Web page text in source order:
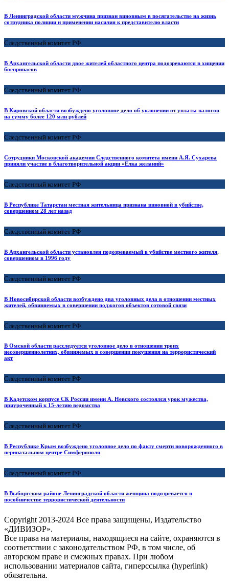
В Ленинградской области мужчина признан виновным в посягательстве на жизнь
сотрудника полиции и применении насилия к представителю власти
Следственный комитет РФ
В Архангельской области двое жителей областного центра подозреваются в хищении
боеприпасов
Следственный комитет РФ
В Кировской области возбуждено уголовное дело об уклонении от уплаты налогов
на сумму более 120 млн рублей
Следственный комитет РФ
Сотрудники Московской академии Следственного комитета имени А.Я. Сухарева
приняли участие в благотворительной акции «Елка желаний»
Следственный комитет РФ
В Республике Татарстан местная жительница признана виновной в убийстве,
совершенном 28 лет назад
Следственный комитет РФ
В Архангельской области установлен подозреваемый в убийстве местного жителя,
совершенном в 1996 году
Следственный комитет РФ
В Новосибирской области возбуждено два уголовных дела в отношении местных
жителей, обвиняемых в совершении поджогов объектов сотовой связи
Следственный комитет РФ
В Омской области расследуется уголовное дело в отношении троих
несовершеннолетних, обвиняемых в совершении покушения на террористический
акт
Следственный комитет РФ
В Кадетском корпусе СК России имени А. Невского состоялся урок мужества,
приуроченный к 15-летию ведомства
Следственный комитет РФ
В Республике Крым возбуждено уголовное дело по факту смерти новорожденного в
перинатальном центре Симферополя
Следственный комитет РФ
В Выборгском районе Ленинградской области женщина подозревается в
пособничестве террористической деятельности
Copyright 2013-2024 Все права защищены, Издательство
«ДИВИЗОР».
Все права на материалы, находящиеся на сайте, охраняются в
соответствии с законодательством РФ, в том числе, об
авторском праве и смежных правах. При любом
использовании материалов сайта, гиперссылка (hyperlink)
обязательна.